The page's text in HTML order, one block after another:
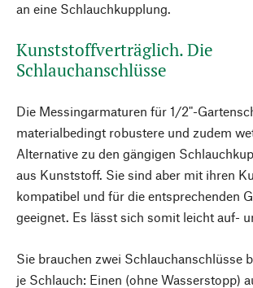
an eine Schlauchkupplung.
Kunststoffverträglich. Die
Schlauchanschlüsse
Die Messingarmaturen für 1/2"-
materialbedingt robustere und zudem
Alternative zu den gängigen
aus Kunststoff. Sie sind aber mit ihren
kompatibel und für die entsprechenden
geeignet. Es lässt sich somit leicht auf-
Sie brauchen zwei Schlauchanschlüsse
je Schlauch: Einen (ohne Wasserstopp)